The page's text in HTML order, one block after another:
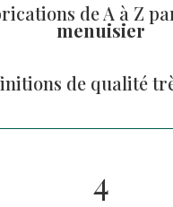
de A à Z
menuisier
dequalité
4